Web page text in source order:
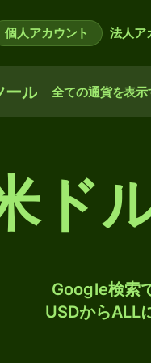
個人アカウント 法人ア
ール 全ての通貨を表示
ド
Google検索
USDからALL